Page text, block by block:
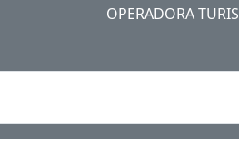
OPERADORA